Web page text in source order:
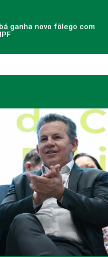
ganha novo fôlego com